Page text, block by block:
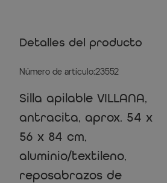
Detalles del producto
Número de artículo:23552
Silla apilable VILLANA,
antracita, aprox. 54 x
56 x 84 cm,
aluminio/textileno,
reposabrazos de